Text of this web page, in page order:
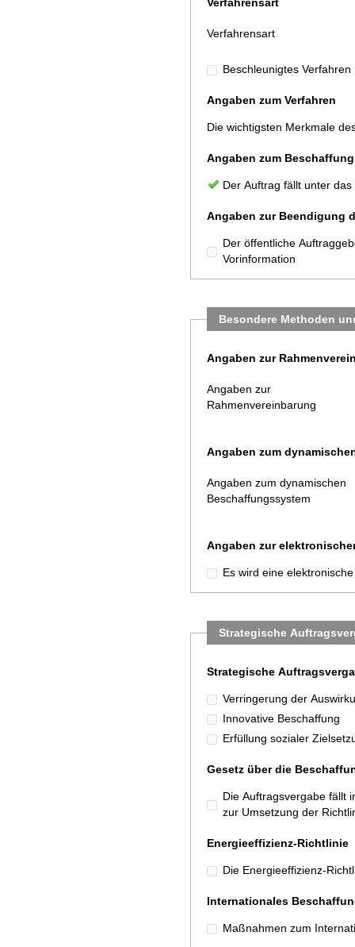
Verfahrensart
Beschleunigtes Verfahren
Angaben zum Verfahren
Die wichtigsten Merkmale
Angaben zum
Der Auftrag fällt unter
Angaben zur Beendigung
Der öffentliche
Vorinformation
Besondere Methoden
Angaben zur
Angaben zur
Rahmenvereinbarung
Angaben zum
Angaben zum dynamischen
Beschaffungssystem
Angaben zur
Es wird eine
Strategische
Strategische
Verringerung der
Innovative Beschaffung
Erfüllung sozialer
Gesetz über die
Die Auftragsvergabe fällt
zur Umsetzung der
Energieeffizienz-Richtlinie
Die Energieeffizienz-
Internationales
Maßnahmen zum